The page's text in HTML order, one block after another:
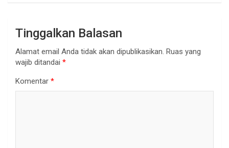
Tinggalkan Balasan
Alamat email Anda tidak akan dipublikasikan. Ruas yang
wajib ditandai *
Komentar *